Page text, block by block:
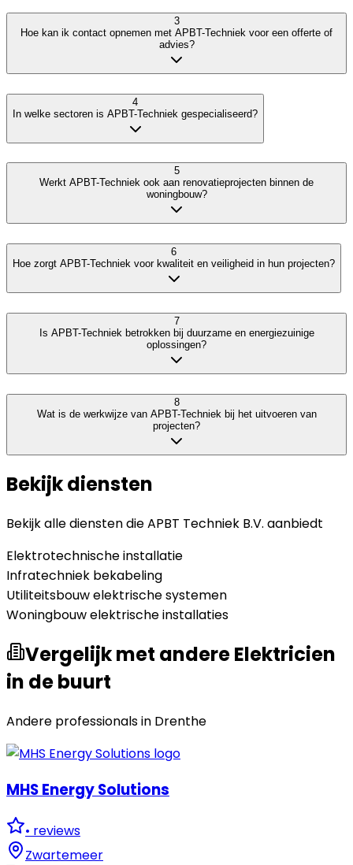
3
Hoe kan ik contact opnemen met APBT-Techniek voor een offerte of
advies?
4
In welke sectoren is APBT-Techniek gespecialiseerd?
5
Werkt APBT-Techniek ook aan renovatieprojecten binnen de
woningbouw?
6
Hoe zorgt APBT-Techniek voor kwaliteit en veiligheid in hun projecten?
7
Is APBT-Techniek betrokken bij duurzame en energiezuinige
oplossingen?
8
Wat is de werkwijze van APBT-Techniek bij het uitvoeren van
projecten?
Bekijk diensten
Bekijk alle diensten dieAPBT Techniek B.V. aanbiedt
Elektrotechnische installatie
Infratechniek bekabeling
Utiliteitsbouw elektrische systemen
Woningbouw elektrische installaties
Vergelijk met andere Elektricien
in de buurt
Andere professionals in Drenthe
MHS Energy Solutions
• reviews
Zwartemeer